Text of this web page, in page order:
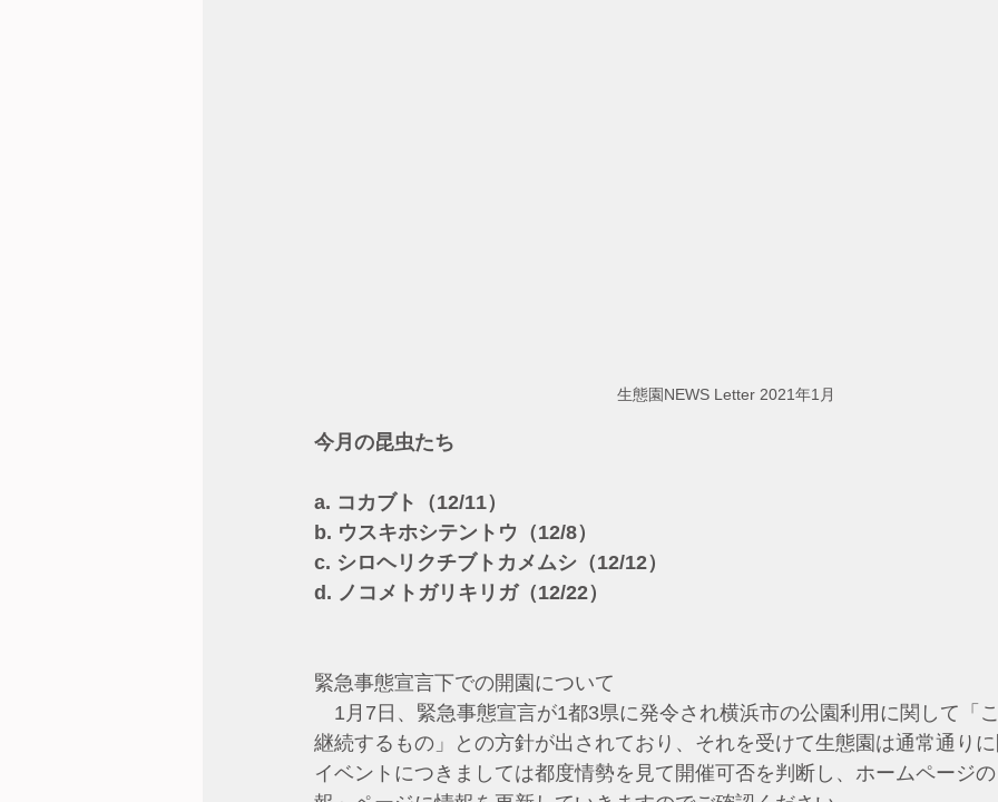
生態園NEWS Letter 2021年1月
今月の昆虫たち
a. コカブト（12/11）
b. ウスキホシテントウ（12/8）
c. シロヘリクチブトカメムシ（12/12）
d. ノコメトガリキリガ（12/22）
緊急事態宣言下での開園について
1月7日、緊急事態宣言が1都3県に発令され横浜市の公園利用に関して「
継続するもの」との方針が出されており、それを受けて生態園は通常通り
イベントにつきましては都度情勢を見て開催可否を判断し、ホームページ